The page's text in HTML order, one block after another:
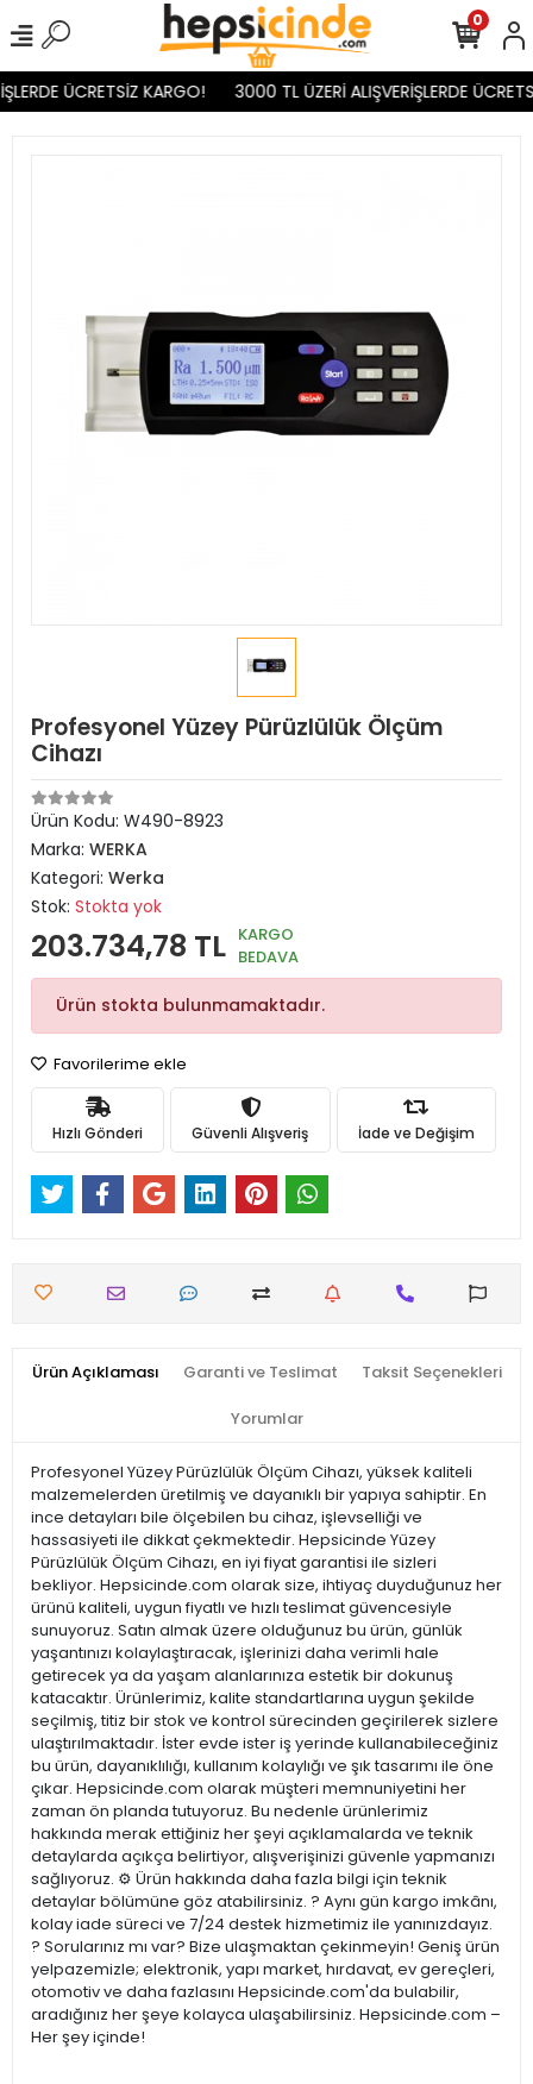
ÜCRETSİZ KARGO! 3000 TL ÜZERİ ALIŞVERİŞLERDE
0
Profesyonel Yüzey Pürüzlülük Ölçüm
Cihazı
Ürün Kodu: W490-8923
Marka: WERKA
Kategori: Werka
Stok: Stokta yok
203.734,78 TL KARGO
BEDAVA
Ürün stokta bulunmamaktadır.
Favorilerime ekle
Hızlı Gönderi Güvenli Alışveriş İade ve Değişim
Ürün Açıklaması Garanti ve Teslimat Taksit Seçenekleri
Yorumlar
Profesyonel Yüzey Pürüzlülük Ölçüm Cihazı, yüksek kaliteli
malzemelerden üretilmiş ve dayanıklı bir yapıya sahiptir. En
ince detayları bile ölçebilen bu cihaz, işlevselliği ve
hassasiyeti ile dikkat çekmektedir. Hepsicinde Yüzey
Pürüzlülük Ölçüm Cihazı, en iyi fiyat garantisi ile sizleri
bekliyor. Hepsicinde.com olarak size, ihtiyaç duyduğunuz her
ürünü kaliteli, uygun fiyatlı ve hızlı teslimat güvencesiyle
sunuyoruz. Satın almak üzere olduğunuz bu ürün, günlük
yaşantınızı kolaylaştıracak, işlerinizi daha verimli hale
getirecek ya da yaşam alanlarınıza estetik bir dokunuş
katacaktır. Ürünlerimiz, kalite standartlarına uygun şekilde
seçilmiş, titiz bir stok ve kontrol sürecinden geçirilerek sizlere
ulaştırılmaktadır. İster evde ister iş yerinde kullanabileceğiniz
bu ürün, dayanıklılığı, kullanım kolaylığı ve şık tasarımı ile öne
çıkar. Hepsicinde.com olarak müşteri memnuniyetini her
zaman ön planda tutuyoruz. Bu nedenle ürünlerimiz
hakkında merak ettiğiniz her şeyi açıklamalarda ve teknik
detaylarda açıkça belirtiyor, alışverişinizi güvenle yapmanızı
sağlıyoruz. ⚙️ Ürün hakkında daha fazla bilgi için teknik
detaylar bölümüne göz atabilirsiniz. ? Aynı gün kargo imkânı,
kolay iade süreci ve 7/24 destek hizmetimiz ile yanınızdayız.
? Sorularınız mı var? Bize ulaşmaktan çekinmeyin! Geniş ürün
yelpazemizle; elektronik, yapı market, hırdavat, ev gereçleri,
otomotiv ve daha fazlasını Hepsicinde.com'da bulabilir,
aradığınız her şeye kolayca ulaşabilirsiniz. Hepsicinde.com –
Her şey içinde!